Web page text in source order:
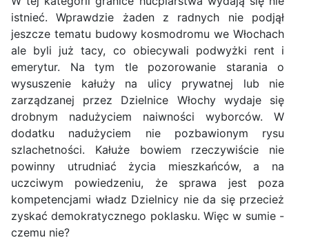
istnieć. Wprawdzie żaden z radnych nie podjął
jeszcze tematu budowy kosmodromu we Włochach
ale byli już tacy, co obiecywali podwyżki rent i
emerytur. Na tym tle pozorowanie starania o
wysuszenie kałuży na ulicy prywatnej lub nie
zarządzanej przez Dzielnice Włochy wydaje się
drobnym nadużyciem naiwności wyborców. W
dodatku nadużyciem nie pozbawionym rysu
szlachetności. Kałuże bowiem rzeczywiście nie
powinny utrudniać życia mieszkańców, a na
uczciwym powiedzeniu, że sprawa jest poza
kompetencjami władz Dzielnicy nie da się przecież
zyskać demokratycznego poklasku. Więc w sumie -
czemu nie?